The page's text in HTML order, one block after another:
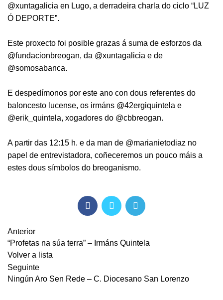
@xuntagalicia en Lugo, a derradeira charla do ciclo “LUZ
Ó DEPORTE”.
Este proxecto foi posible grazas á suma de esforzos da
@fundacionbreogan, da @xuntagalicia e de
@somosabanca.
E despedímonos por este ano con dous referentes do
baloncesto lucense, os irmáns @42ergiquintela e
@erik_quintela, xogadores do @cbbreogan.
A partir das 12:15 h. e da man de @marianietodiaz no
papel de entrevistadora, coñeceremos un pouco máis a
estes dous símbolos do breoganismo.
Anterior
“Profetas na súa terra” – Irmáns Quintela
Volver a lista
Seguinte
Ningún Aro Sen Rede – C. Diocesano San Lorenzo